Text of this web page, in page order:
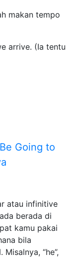
makan tempo
arrive. (Ia tentu
Going to
atau infinitive
berada di
kamu pakai
bila
“he”,